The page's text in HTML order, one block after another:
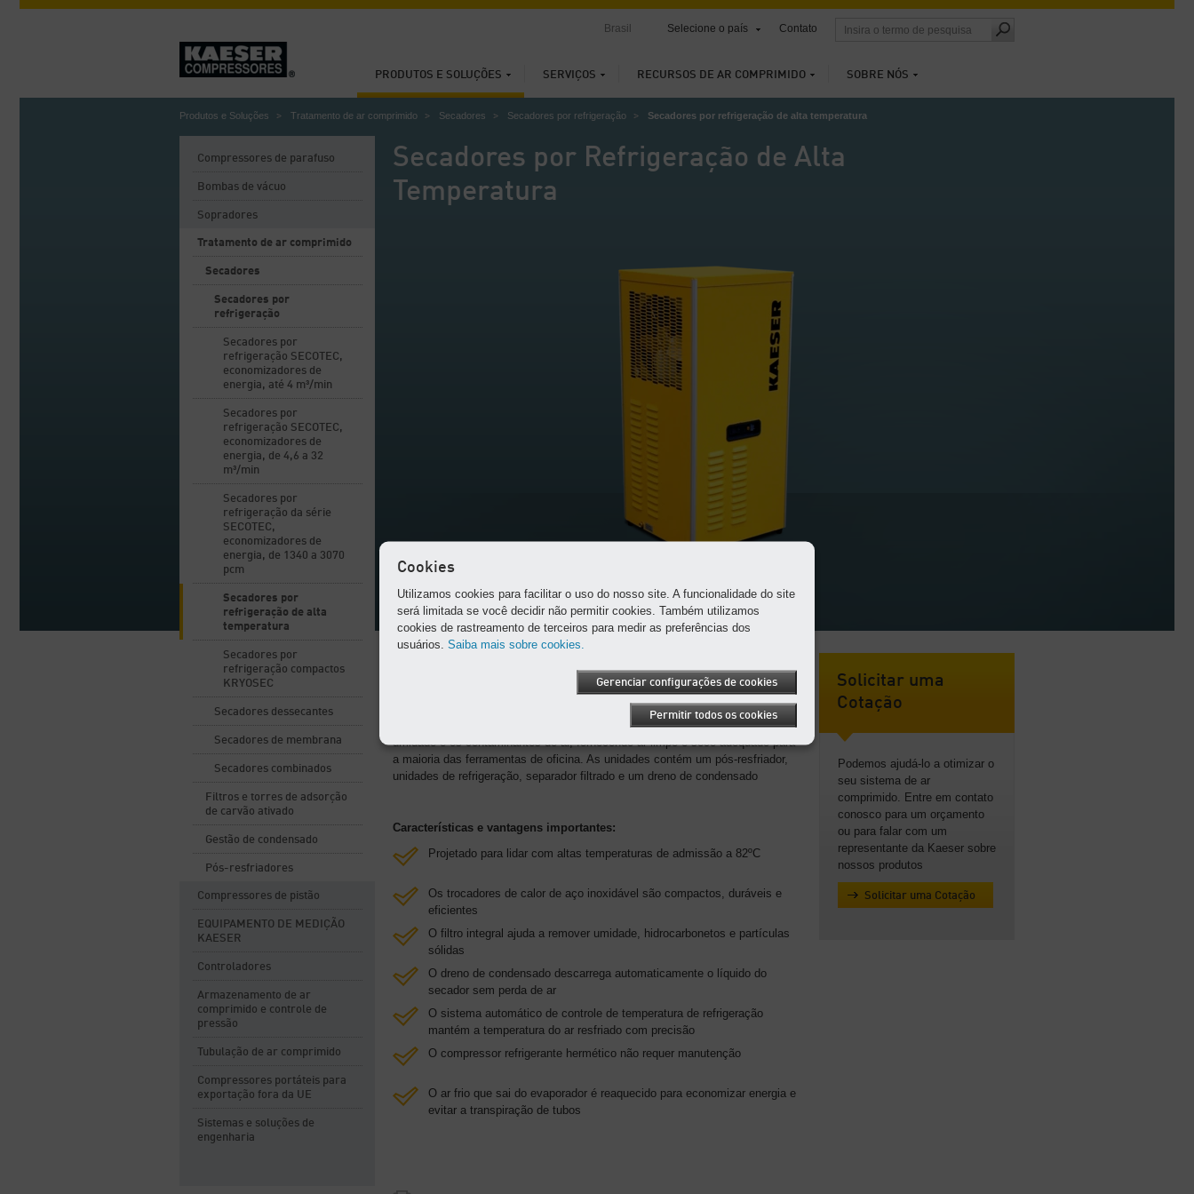
PRODUTOS E SOLUÇÕES SERVIÇOS RECURSOS DE AR COMPRIMIDO SOBRE NÓS
Brasil Selecione o país Contato
Produtos e Soluções Tratamento de ar comprimido Secadores Secadores por refrigeração Secadores por refrigeração de alta temperatura
Secadores por Refrigeração de Alta
Temperatura
Compressores de parafuso
Bombas de vácuo
Sopradores
Tratamento de ar comprimido
Secadores
Secadores por
refrigeração
Secadores por
refrigeração SECOTEC,
economizadores de
energia, até 4 m³/min
Secadores por
refrigeração SECOTEC,
economizadores de
energia, de 4,6 a 32
m³/min
Secadores por
refrigeração da série
SECOTEC,
economizadores de
energia, de 1340 a 3070
pcm
Secadores por
refrigeração de alta
temperatura
Secadores por
refrigeração compactos
KRYOSEC
Secadores dessecantes
Secadores de membrana
Secadores combinados
Filtros e torres de adsorção
de carvão ativado
Gestão de condensado
Pós-resfriadores
Compressores de pistão
EQUIPAMENTO DE MEDIÇÃO
KAESER
Controladores
Armazenamento de ar
comprimido e controle de
pressão
Tubulação de ar comprimido
Compressores portáteis para
exportação fora da UE
Sistemas e soluções de
engenharia
Os Secadores por Refrigeração de Alta Temperatura da Kaeser (HTRD) são
especificamente projetados para uso com compressores de pistão de 3,7 -
18.,6 kW. Esses secadores por refrigeração de alta temperatura removem a
umidade e os contaminantes do ar, fornecendo ar limpo e seco adequado para
a maioria das ferramentas de oficina. As unidades contém um pós-resfriador,
unidades de refrigeração, separador filtrado e um dreno de condensado
Características e vantagens importantes:
Projetado para lidar com altas temperaturas de admissão a 82ºC
Os trocadores de calor de aço inoxidável são compactos, duráveis e
eficientes
O filtro integral ajuda a remover umidade, hidrocarbonetos e partículas
sólidas
O dreno de condensado descarrega automaticamente o líquido do
secador sem perda de ar
O sistema automático de controle de temperatura de refrigeração
mantém a temperatura do ar resfriado com precisão
O compressor refrigerante hermético não requer manutenção
O ar frio que sai do evaporador é reaquecido para economizar energia e
evitar a transpiração de tubos
Solicitar uma
Cotação
Podemos ajudá-lo a otimizar o
seu sistema de ar
comprimido. Entre em contato
conosco para um orçamento
ou para falar com um
representante da Kaeser sobre
nossos produtos
Solicitar uma Cotação
Cookies
Utilizamos cookies para facilitar o uso do nosso site. A funcionalidade do site
será limitada se você decidir não permitir cookies. Também utilizamos
cookies de rastreamento de terceiros para medir as preferências dos
usuários. Saiba mais sobre cookies.
Gerenciar configurações de cookies
Permitir todos os cookies